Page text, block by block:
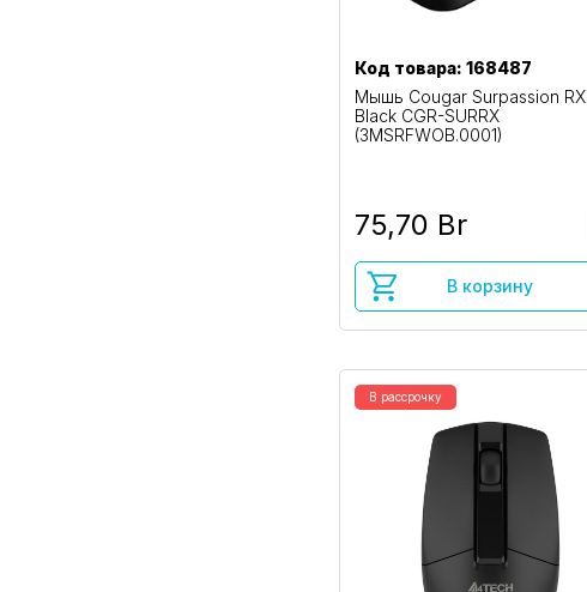
Код товара: 168487
Мышь Cougar Surpassion RX
Black CGR-SURRX
(3MSRFWOB.0001)
75,70 Br
В корзину
В рассрочку